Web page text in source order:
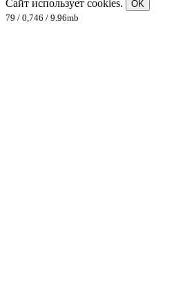
Сайт использует cookies.
OK
79 / 0,746 / 9.96mb